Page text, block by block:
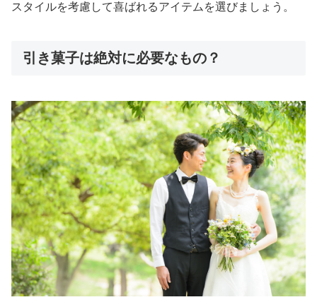
スタイルを考慮して喜ばれるアイテムを選びましょう。
引き菓子は絶対に必要なもの？